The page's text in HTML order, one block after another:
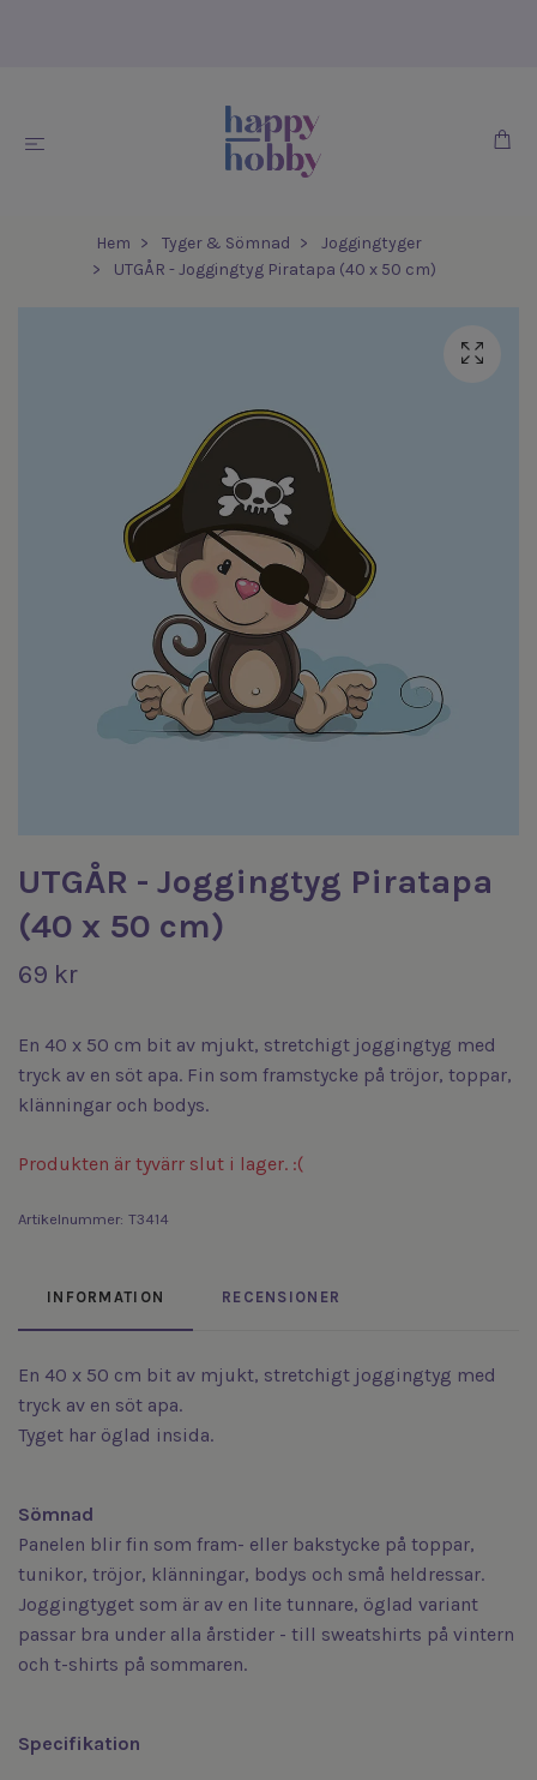
Hem Tyger & Sömnad
Joggingtyger
UTGÅR - Joggingtyg Piratapa (40 x 50 cm)
UTGÅR - Joggingtyg Piratapa
(40 x 50 cm)
69 kr
En 40 x 50 cm bit av mjukt, stretchigt joggingtyg med
tryck av en söt apa. Fin som framstycke på tröjor, toppar,
klänningar och bodys.
Produkten är tyvärr slut i lager. :(
Artikelnummer: T3414
INFORMATION RECENSIONER
En 40 x 50 cm bit av mjukt, stretchigt joggingtyg med
tryck av en söt apa.
Tyget har öglad insida.
Sömnad
Panelen blir fin som fram- eller bakstycke på toppar,
tunikor, tröjor, klänningar, bodys och små heldressar.
Joggingtyget som är av en lite tunnare, öglad variant
passar bra under alla årstider - till sweatshirts på vintern
och t-shirts på sommaren.
Specifikation